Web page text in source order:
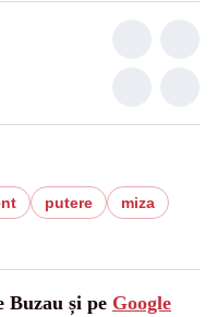
putere
miza
Buzau și pe Google